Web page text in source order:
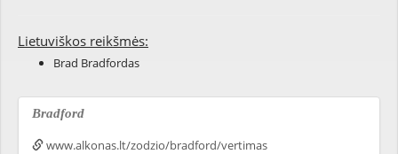
Lietuviškos reikšmės:
Brad Bradfordas
Bradford
www.alkonas.lt/zodzio/bradford/vertimas